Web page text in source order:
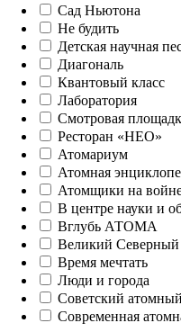
Сад Ньютона
Не будить
Детская научная
Диагональ
Квантовый класс
Лаборатория
Смотровая
Ресторан «НЕО»
Атомариум
Атомная
Атомщики на
В центре науки и
Вглубь АТОМА
Великий Северный
Время мечтать
Люди и города
Советский
Современная